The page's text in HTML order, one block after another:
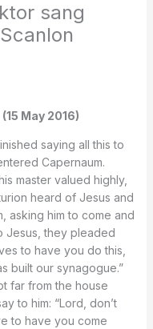
sang
May 2016)
saying all this to
Capernaum.
master valued highly,
heard of Jesus and
asking him to come and
Jesus, they pleaded
to have you do this,
built our synagogue.”
far from the house
to him: “Lord, don’t
to have you come